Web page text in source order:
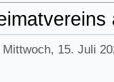
Mittwoch, 15. Juli